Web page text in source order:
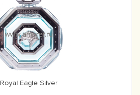
Royal Eagle Silver